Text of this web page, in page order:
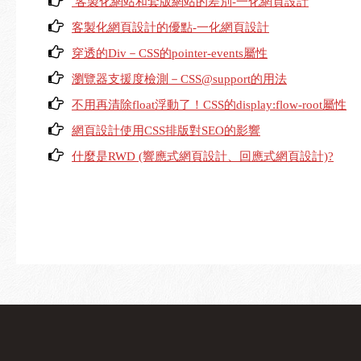
客製化網頁設計的優點-一化網頁設計
穿透的Div－CSS的pointer-events屬性
瀏覽器支援度檢測－CSS@support的用法
不用再清除float浮動了！CSS的display:flow-root屬性
網頁設計使用CSS排版對SEO的影響
什麼是RWD (響應式網頁設計、回應式網頁設計)?